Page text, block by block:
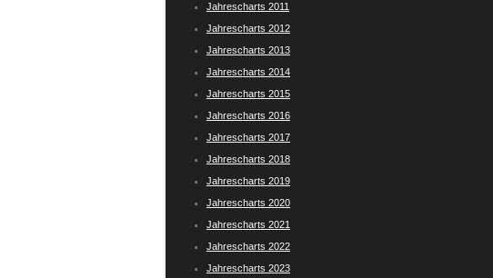
Jahrescharts 2011
Jahrescharts 2012
Jahrescharts 2013
Jahrescharts 2014
Jahrescharts 2015
Jahrescharts 2016
Jahrescharts 2017
Jahrescharts 2018
Jahrescharts 2019
Jahrescharts 2020
Jahrescharts 2021
Jahrescharts 2022
Jahrescharts 2023